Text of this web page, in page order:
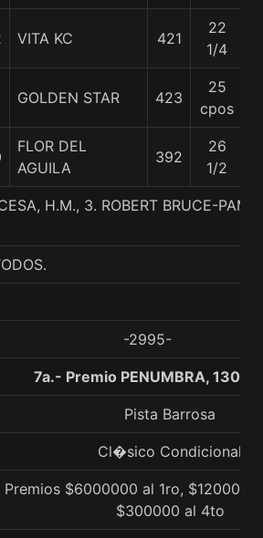
VITA KC 421
22
1/4
GOLDEN STAR 423
25
cpos
FLOR DEL
AGUILA
392
26
1/2
H.M., 3. ROBERT BRUCE-
-2995-
7a.- Premio PENUMBRA, 1300
Pista Barrosa
Cl�sico Condicional
Premios $6000000 al 1ro,
$300000 al 4to